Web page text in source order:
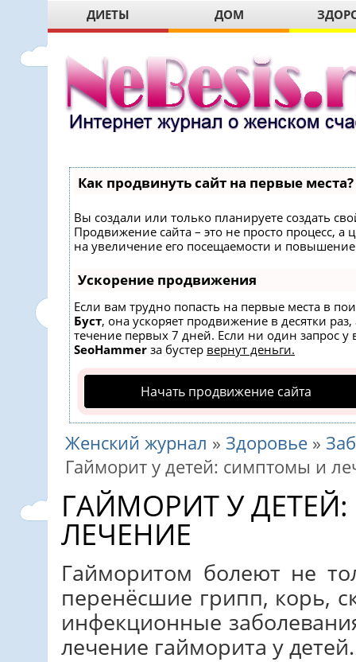
ДИЕТЫ ДОМ
Как продвинуть сайт на первые места?
Вы создали или только планируете создать
Продвижение сайта – это не просто процесс,
на увеличение его посещаемости и
Ускорение продвижения
Если вам трудно попасть на первые места в
Буст, она ускоряет продвижение в десятки
течение первых 7 дней. Если ни один запрос у
SeoHammer за бустер вернут деньги.
Начать продвижение сайта
Женский журнал » Здоровье »
Гайморит у детей: симптомы и
ГАЙМОРИТ У
ЛЕЧЕНИЕ
Гайморитом болеют не
перенёсшие грипп, корь,
инфекционные
лечение гайморита у детей.